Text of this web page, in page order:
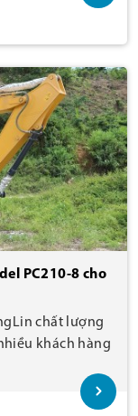
PC210-8 cho
chất lượng
khách hàng